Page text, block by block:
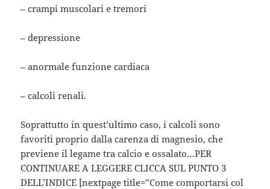
– crampi muscolari e tremori
– depressione
– anormale funzione cardiaca
– calcoli renali.
Soprattutto in quest’ultimo caso, i calcoli sono
favoriti proprio dalla carenza di magnesio, che
previene il legame tra calcio e ossalato…PER
CONTINUARE A LEGGERE CLICCA SUL PUNTO 3
DELL’INDICE [nextpage title=”Come comportarsi col